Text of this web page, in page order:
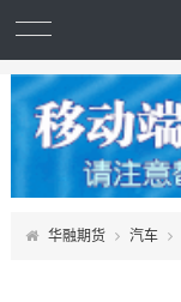
华融期货 汽车